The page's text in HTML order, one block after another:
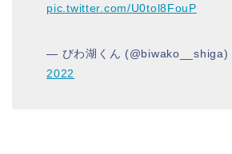
pic.twitter.com/U0tol8FouP
— びわ湖くん (@biwako__shiga)
2022